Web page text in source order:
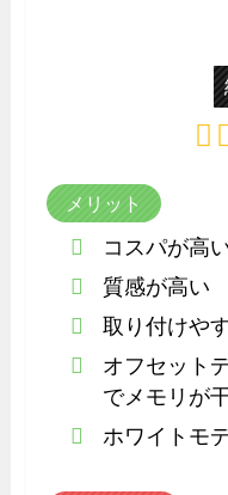
メリット
コスパが高
質感が高い
取り付けや
オフセット
でメモリが
ホワイトモ